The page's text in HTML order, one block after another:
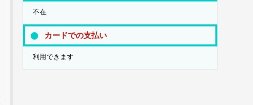
不在
カードでの支払い
利用できます